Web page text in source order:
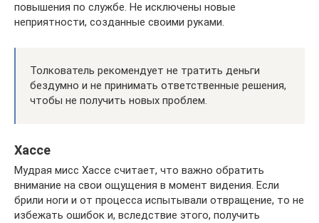
повышения по службе. Не исключены новые
неприятности, созданные своими руками.
Толкователь рекомендует не тратить деньги
бездумно и не принимать ответственные решения,
чтобы не получить новых проблем.
Хассе
Мудрая мисс Хассе считает, что важно обратить
внимание на свои ощущения в момент видения. Если
брили ноги и от процесса испытывали отвращение, то не
избежать ошибок и, вследствие этого, получить